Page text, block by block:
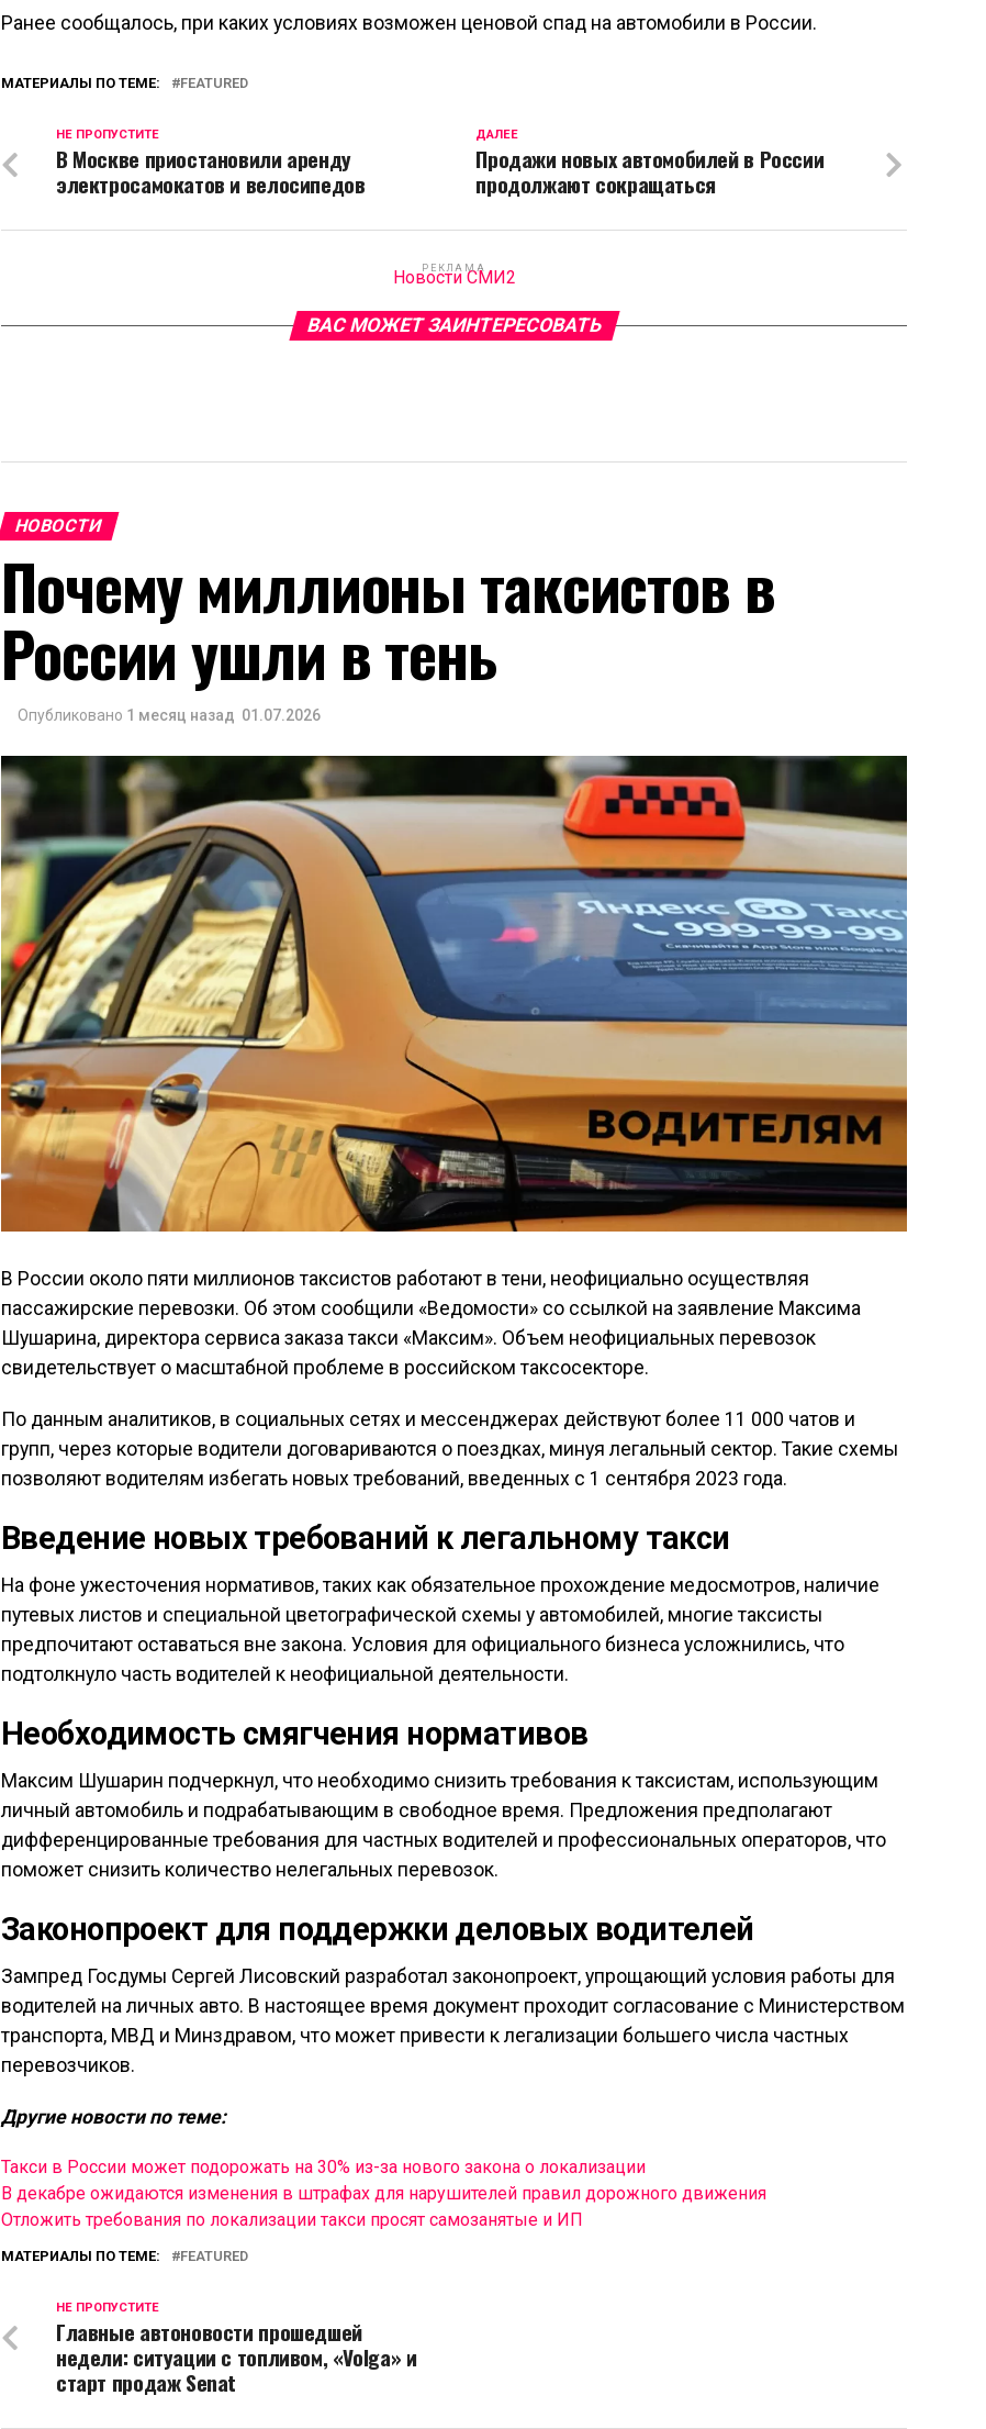
Ранее сообщалось, при каких условиях возможен ценовой спад на автомобили в России.
МАТЕРИАЛЫ ПО ТЕМЕ: FEATURED
ДАЛЕЕ
Продажи новых автомобилей в России
продолжают сокращаться
НЕ ПРОПУСТИТЕ
В Москве приостановили аренду
электросамокатов и велосипедов
РЕКЛАМА
Новости СМИ2
ВАС МОЖЕТ ЗАИНТЕРЕСОВАТЬ
НОВОСТИ
Почему миллионы таксистов в
России ушли в тень
Опубликовано 1 месяц назад 01.07.2026
В России около пяти миллионов таксистов работают в тени, неофициально осуществляя
пассажирские перевозки. Об этом сообщили «Ведомости» со ссылкой на заявление Максима
Шушарина, директора сервиса заказа такси «Максим». Объем неофициальных перевозок
свидетельствует о масштабной проблеме в российском таксосекторе.
По данным аналитиков, в социальных сетях и мессенджерах действуют более 11 000 чатов и
групп, через которые водители договариваются о поездках, минуя легальный сектор. Такие схемы
позволяют водителям избегать новых требований, введенных с 1 сентября 2023 года.
Введение новых требований к легальному такси
На фоне ужесточения нормативов, таких как обязательное прохождение медосмотров, наличие
путевых листов и специальной цветографической схемы у автомобилей, многие таксисты
предпочитают оставаться вне закона. Условия для официального бизнеса усложнились, что
подтолкнуло часть водителей к неофициальной деятельности.
Необходимость смягчения нормативов
Максим Шушарин подчеркнул, что необходимо снизить требования к таксистам, использующим
личный автомобиль и подрабатывающим в свободное время. Предложения предполагают
дифференцированные требования для частных водителей и профессиональных операторов, что
поможет снизить количество нелегальных перевозок.
Законопроект для поддержки деловых водителей
Зампред Госдумы Сергей Лисовский разработал законопроект, упрощающий условия работы для
водителей на личных авто. В настоящее время документ проходит согласование с Министерством
транспорта, МВД и Минздравом, что может привести к легализации большего числа частных
перевозчиков.
Другие новости по теме:
Такси в России может подорожать на 30% из-за нового закона о локализации
В декабре ожидаются изменения в штрафах для нарушителей правил дорожного движения
Отложить требования по локализации такси просят самозанятые и ИП
МАТЕРИАЛЫ ПО ТЕМЕ: FEATURED
НЕ ПРОПУСТИТЕ
Главные автоновости прошедшей
недели: ситуации с топливом, «Volga» и
старт продаж Senat